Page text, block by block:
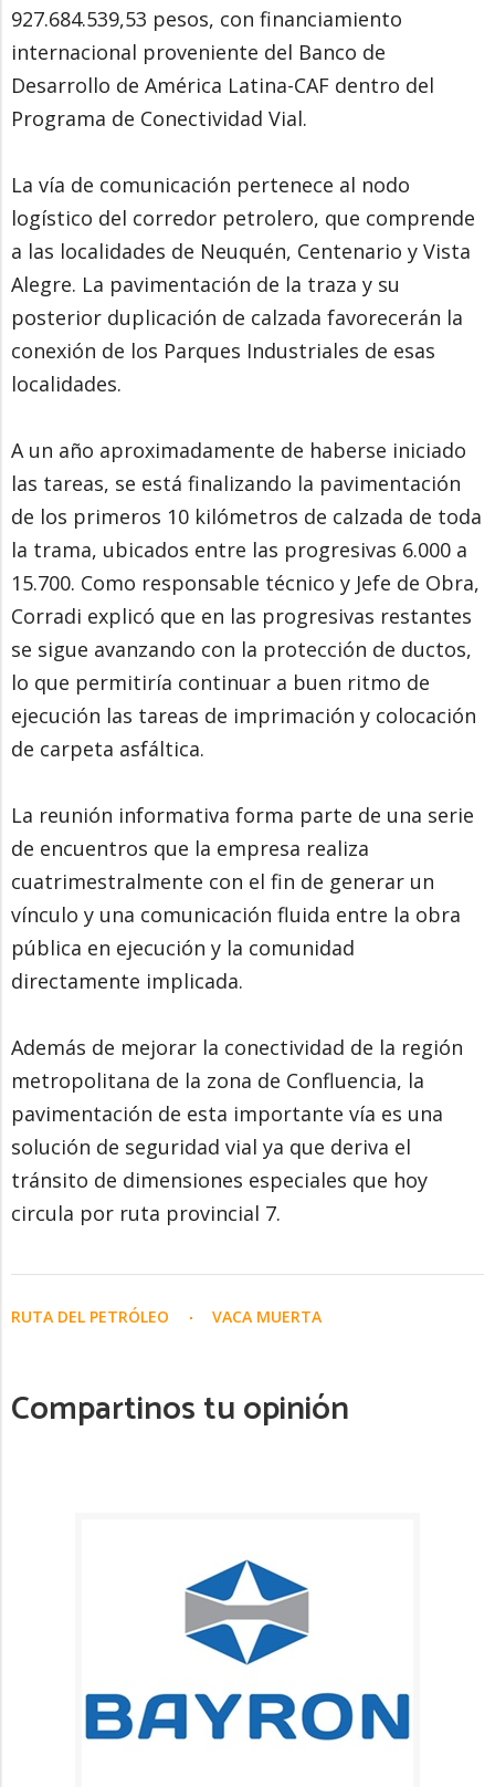
927.684.539,53 pesos, con financiamiento
internacional proveniente del Banco de
Desarrollo de América Latina-CAF dentro del
Programa de Conectividad Vial.
La vía de comunicación pertenece al nodo
logístico del corredor petrolero, que comprende
a las localidades de Neuquén, Centenario y Vista
Alegre. La pavimentación de la traza y su
posterior duplicación de calzada favorecerán la
conexión de los Parques Industriales de esas
localidades.
A un año aproximadamente de haberse iniciado
las tareas, se está finalizando la pavimentación
de los primeros 10 kilómetros de calzada de toda
la trama, ubicados entre las progresivas 6.000 a
15.700. Como responsable técnico y Jefe de Obra,
Corradi explicó que en las progresivas restantes
se sigue avanzando con la protección de ductos,
lo que permitiría continuar a buen ritmo de
ejecución las tareas de imprimación y colocación
de carpeta asfáltica.
La reunión informativa forma parte de una serie
de encuentros que la empresa realiza
cuatrimestralmente con el fin de generar un
vínculo y una comunicación fluida entre la obra
pública en ejecución y la comunidad
directamente implicada.
Además de mejorar la conectividad de la región
metropolitana de la zona de Confluencia, la
pavimentación de esta importante vía es una
solución de seguridad vial ya que deriva el
tránsito de dimensiones especiales que hoy
circula por ruta provincial 7.
RUTA DEL PETRÓLEO VACA MUERTA
Compartinos tu opinión